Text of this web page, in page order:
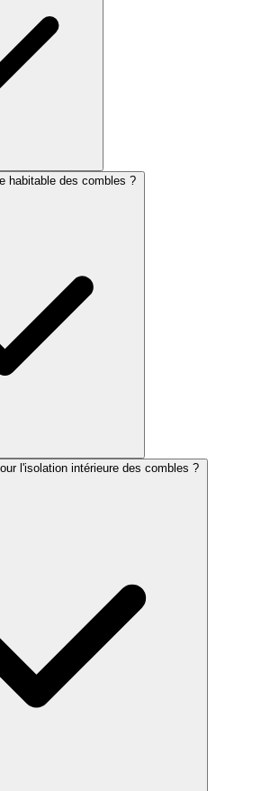
habitable des combles ?
l'isolation intérieure des combles ?